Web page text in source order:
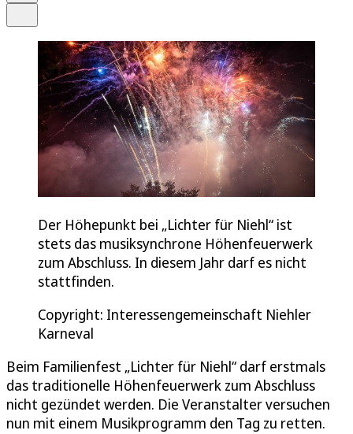
Der Höhepunkt bei „Lichter für Niehl“ ist
stets das musiksynchrone Höhenfeuerwerk
zum Abschluss. In diesem Jahr darf es nicht
stattfinden.
Copyright: Interessengemeinschaft Niehler
Karneval
Beim Familienfest „Lichter für Niehl“ darf erstmals
das traditionelle Höhenfeuerwerk zum Abschluss
nicht gezündet werden. Die Veranstalter versuchen
nun mit einem Musikprogramm den Tag zu retten.